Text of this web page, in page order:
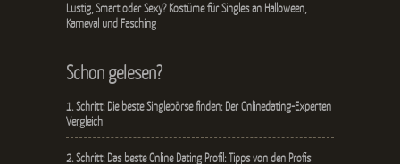
Lustig, Smart oder Sexy? Kostüme für Singles an Halloween,
Karneval und Fasching
Schon gelesen?
1. Schritt: Die beste Singlebörse finden: Der Onlinedating-Experten
Vergleich
2. Schritt: Das beste Online Dating Profil: Tipps von den Profis